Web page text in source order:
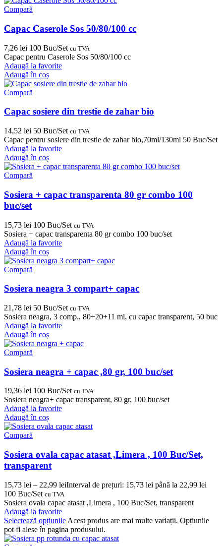
Compară
Capac Caserole Sos 50/80/100 cc
7,26 lei 100 Buc/Set cu TVA
Capac pentru Caserole Sos 50/80/100 cc
Adaugă la favorite
Adaugă în coș
Compară
Capac sosiere din trestie de zahar bio
14,52 lei 50 Buc/Set cu TVA
Capac pentru sosiere din trestie de zahar bio,70ml/130ml 50 Buc/Set
Adaugă la favorite
Adaugă în coș
Compară
Sosiera + capac transparenta 80 gr combo 100
buc/set
15,73 lei 100 Buc/Set cu TVA
Sosiera + capac transparenta 80 gr combo 100 buc/set
Adaugă la favorite
Adaugă în coș
Compară
Sosiera neagra 3 compart+ capac
21,78 lei 50 Buc/Set cu TVA
Sosiera neagra, 3 comp., 80+20+11 ml, cu capac transparent, 50 buc
Adaugă la favorite
Adaugă în coș
Compară
Sosiera neagra + capac ,80 gr, 100 buc/set
19,36 lei 100 Buc/Set cu TVA
Sosiera neagra+ capac transparent, 80 gr, 100 buc/set
Adaugă la favorite
Adaugă în coș
Compară
Sosiera ovala capac atasat ,Limera , 100 Buc/Set,
transparent
15,73 lei – 22,99 leiInterval de prețuri: 15,73 lei până la 22,99 lei
100 Buc/Set cu TVA
Sosiera ovala capac atasat ,Limera , 100 Buc/Set, transparent
Adaugă la favorite
Selectează opțiunile Acest produs are mai multe variații. Opțiunile
pot fi alese în pagina produsului.